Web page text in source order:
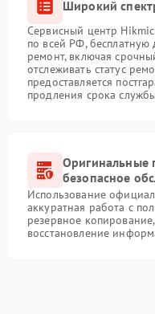
Широкий
Сервисный центр
по всей РФ, бесплатную
ремонт, включая
отслеживать статус
предоставляется
продления срока
Оригинальные
безопасное
Использование
аккуратная работа с
резервное
восстановление